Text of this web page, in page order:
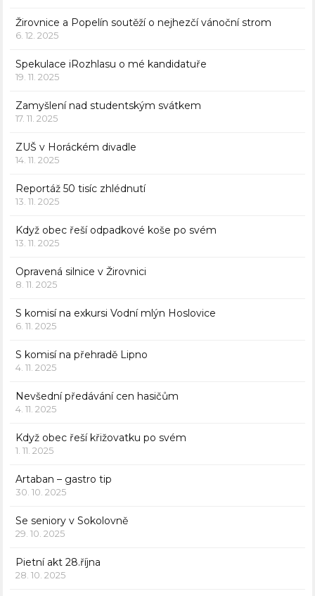
Žirovnice a Popelín soutěží o nejhezčí vánoční strom
6. 12. 2025
Spekulace iRozhlasu o mé kandidatuře
19. 11. 2025
Zamyšlení nad studentským svátkem
17. 11. 2025
ZUŠ v Horáckém divadle
14. 11. 2025
Reportáž 50 tisíc zhlédnutí
13. 11. 2025
Když obec řeší odpadkové koše po svém
13. 11. 2025
Opravená silnice v Žirovnici
8. 11. 2025
S komisí na exkursi Vodní mlýn Hoslovice
6. 11. 2025
S komisí na přehradě Lipno
4. 11. 2025
Nevšední předávání cen hasičům
4. 11. 2025
Když obec řeší křižovatku po svém
1. 11. 2025
Artaban – gastro tip
30. 10. 2025
Se seniory v Sokolovně
29. 10. 2025
Pietní akt 28.října
28. 10. 2025